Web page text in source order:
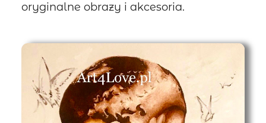
oryginalne obrazy i akcesoria.